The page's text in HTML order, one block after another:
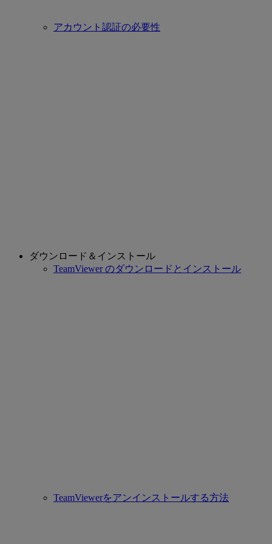
アカウント認証の必要性
ダウンロード＆インストール
TeamViewer のダウンロードとインストール
TeamViewerをアンインストールする方法